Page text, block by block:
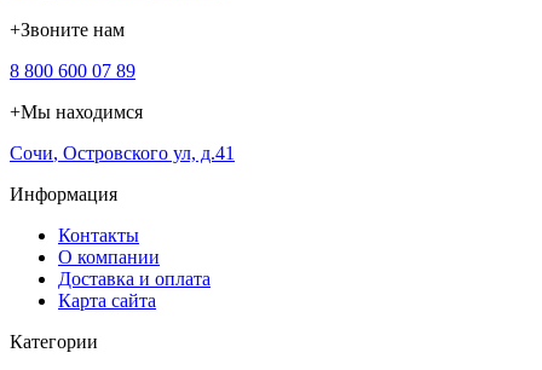
+Звоните нам
8 800 600 07 89
+Мы находимся
Сочи, Островского ул, д.41
Информация
Контакты
О компании
Доставка и оплата
Карта сайта
Категории